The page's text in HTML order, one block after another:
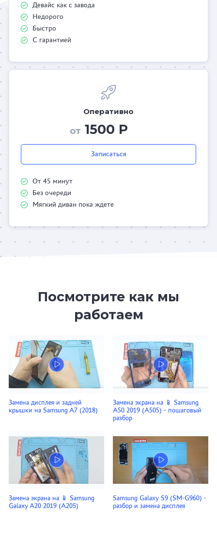
Девайс как с завода
Недорого
Быстро
С гарантией
Оперативно
от 1500 Р
Записаться
От 45 минут
Без очереди
Мягкий диван пока ждете
Посмотрите как мы
работаем
Замена дисплея и задней
крышки на Samsung A7 (2018)
Замена экрана на 📱 Samsung
A50 2019 (A505) - пошаговый
разбор
Замена экрана на 📱 Samsung
Galaxy A20 2019 (A205)
Samsung Galaxy S9 (SM-G960) -
разбор и замена дисплея